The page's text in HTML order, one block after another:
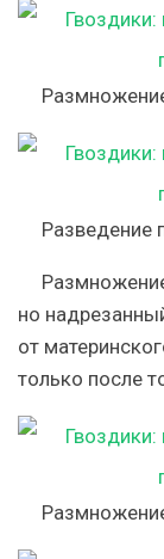
Разведение
но
от
только после